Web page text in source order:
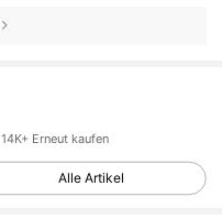
14K+ Erneut kaufen
Alle Artikel